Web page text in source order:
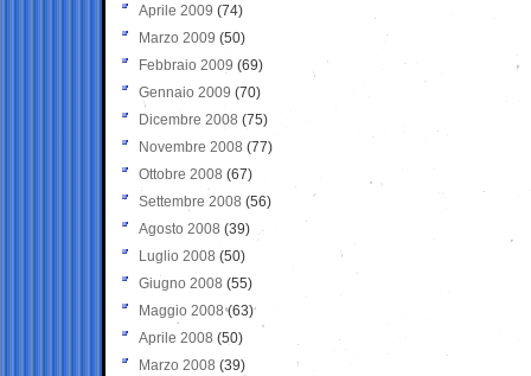
Aprile 2009 (74)
Marzo 2009 (50)
Febbraio 2009 (69)
Gennaio 2009 (70)
Dicembre 2008 (75)
Novembre 2008 (77)
Ottobre 2008 (67)
Settembre 2008 (56)
Agosto 2008 (39)
Luglio 2008 (50)
Giugno 2008 (55)
Maggio 2008(63)
Aprile 2008 (50)
Marzo 2008 (39)